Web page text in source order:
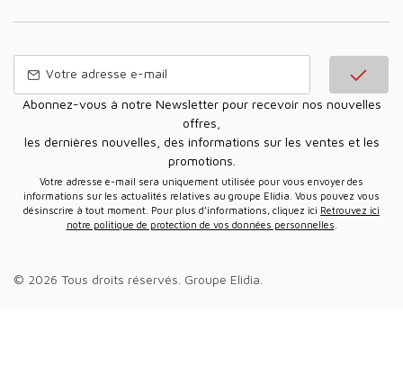
Abonnez-vous à notre Newsletter pour recevoir nos nouvelles
offres,
les dernières nouvelles, des informations sur les ventes et les
promotions.
Votre adresse e-mail sera uniquement utilisée pour vous envoyer des
informations sur les actualités relatives au groupe Elidia. Vous pouvez vous
désinscrire à tout moment. Pour plus d’informations, cliquez ici Retrouvez ici
notre politique de protection de vos données personnelles
© 2026 Tous droits réservés. Groupe Elidia